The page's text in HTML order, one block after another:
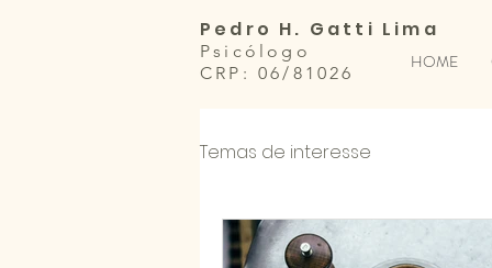
HOME
Pedro H. Gatti Lima
Psicólogo
CRP: 06/81026
Temas de interesse